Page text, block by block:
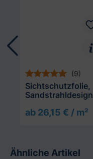
(9)
Sichtschutzfolie,
Sandstrahldesign
ab 26,15 € / m²
Ähnliche Artikel